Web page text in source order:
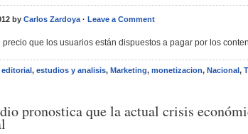
by Carlos Zardoya · Leave a Comment
precio que los usuarios están dispuestos a pagar por los
editorial, estudios y analisis, Marketing, monetizacion, Nacional,
pronostica que la actual crisis